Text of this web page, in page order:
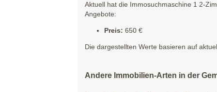
Aktuell hat die Immosuchmaschine 1 2-
Angebote:
Preis: 650 €
Die dargestellten Werte basieren auf
Andere Immobilien-Arten in der